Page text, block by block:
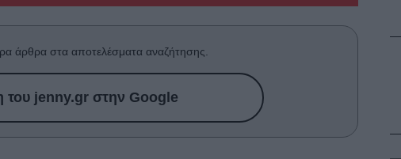
άρθρα στα αποτελέσματα αναζήτησης.
του jenny.gr στην Google